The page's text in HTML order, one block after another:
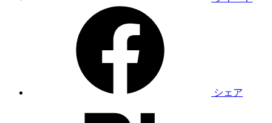
シェア